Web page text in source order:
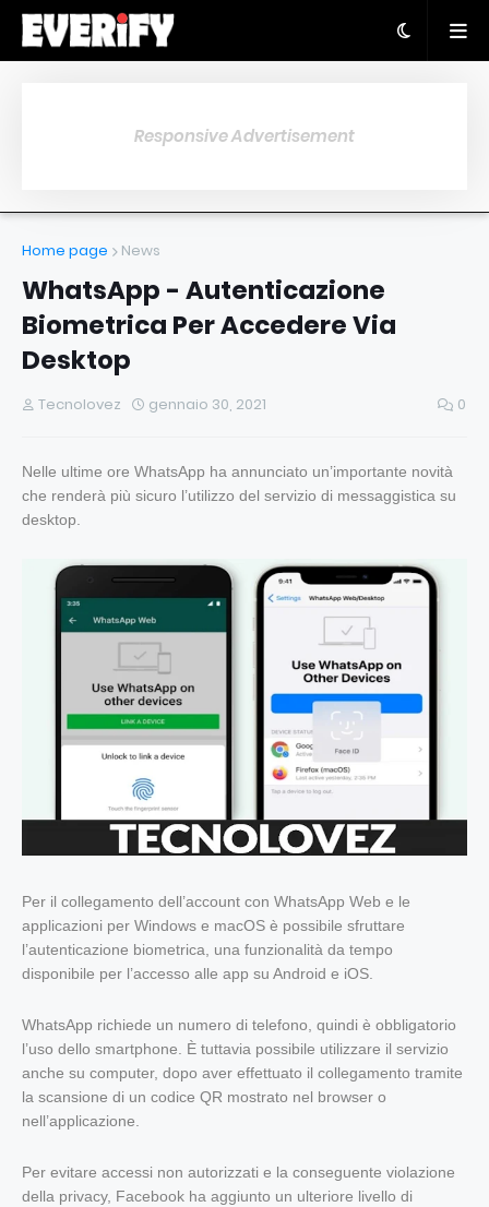
Responsive Advertisement
Home page News
WhatsApp - Autenticazione
Biometrica Per Accedere Via
Desktop
Tecnolovez gennaio 30, 2021 0
Nelle ultime ore WhatsApp ha annunciato un’importante novità
che renderà più sicuro l’utilizzo del servizio di messaggistica su
desktop.
Per il collegamento dell’account con WhatsApp Web e le
applicazioni per Windows e macOS è possibile sfruttare
l’autenticazione biometrica, una funzionalità da tempo
disponibile per l’accesso alle app su Android e iOS.
WhatsApp richiede un numero di telefono, quindi è obbligatorio
l’uso dello smartphone. È tuttavia possibile utilizzare il servizio
anche su computer, dopo aver effettuato il collegamento tramite
la scansione di un codice QR mostrato nel browser o
nell’applicazione.
Per evitare accessi non autorizzati e la conseguente violazione
della privacy, Facebook ha aggiunto un ulteriore livello di